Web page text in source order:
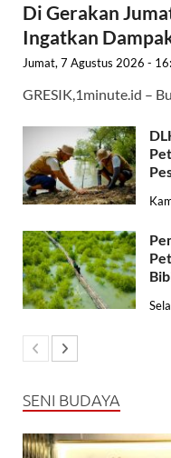
Di Gerakan
Ingatkan
Jumat, 7 Agustus 2026 -
GRESIK,1minute.id –
SENI BUDAYA